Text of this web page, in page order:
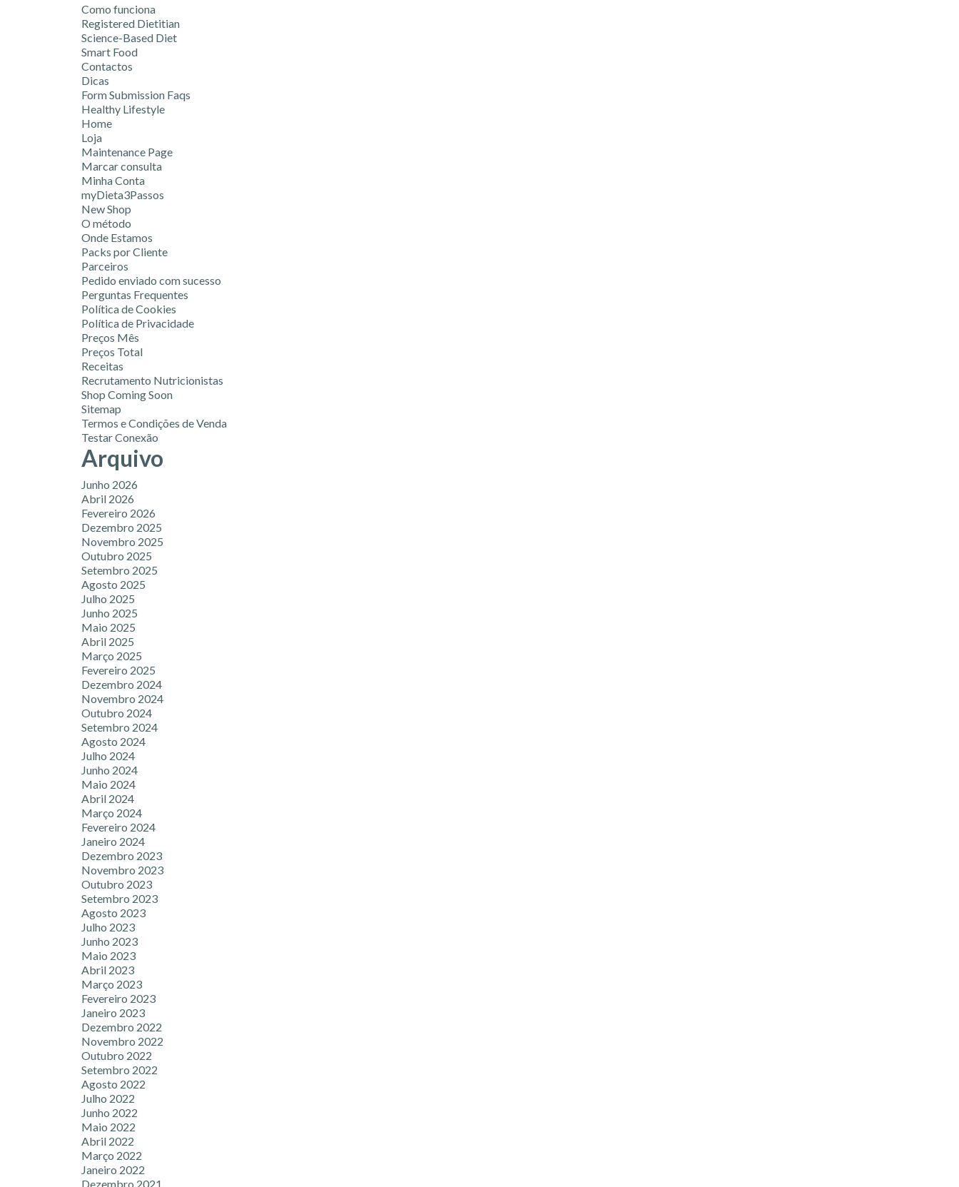
Como funciona
Registered Dietitian
Science-Based Diet
Smart Food
Contactos
Dicas
Form Submission Faqs
Healthy Lifestyle
Home
Loja
Maintenance Page
Marcar consulta
Minha Conta
myDieta3Passos
New Shop
O método
Onde Estamos
Packs por Cliente
Parceiros
Pedido enviado com sucesso
Perguntas Frequentes
Política de Cookies
Política de Privacidade
Preços Mês
Preços Total
Receitas
Recrutamento Nutricionistas
Shop Coming Soon
Sitemap
Termos e Condições de Venda
Testar Conexão
Arquivo
Junho 2026
Abril 2026
Fevereiro 2026
Dezembro 2025
Novembro 2025
Outubro 2025
Setembro 2025
Agosto 2025
Julho 2025
Junho 2025
Maio 2025
Abril 2025
Março 2025
Fevereiro 2025
Dezembro 2024
Novembro 2024
Outubro 2024
Setembro 2024
Agosto 2024
Julho 2024
Junho 2024
Maio 2024
Abril 2024
Março 2024
Fevereiro 2024
Janeiro 2024
Dezembro 2023
Novembro 2023
Outubro 2023
Setembro 2023
Agosto 2023
Julho 2023
Junho 2023
Maio 2023
Abril 2023
Março 2023
Fevereiro 2023
Janeiro 2023
Dezembro 2022
Novembro 2022
Outubro 2022
Setembro 2022
Agosto 2022
Julho 2022
Junho 2022
Maio 2022
Abril 2022
Março 2022
Janeiro 2022
Dezembro 2021